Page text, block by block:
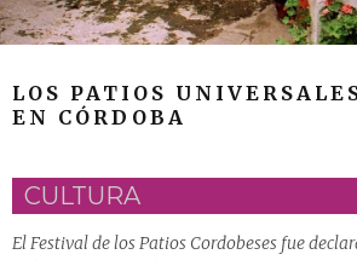
LOS PATIOS
EN CÓRDOBA
CULTURA
El Festival de los Patios Cordobeses fue